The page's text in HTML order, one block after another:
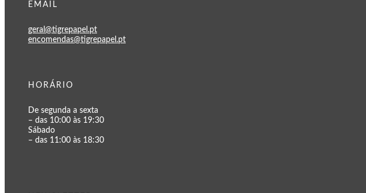
EMAIL
geral@tigrepapel.pt
encomendas@tigrepapel.pt
HORÁRIO
De segunda a sexta
– das 10:00 às 19:30
Sábado
– das 11:00 às 18:30